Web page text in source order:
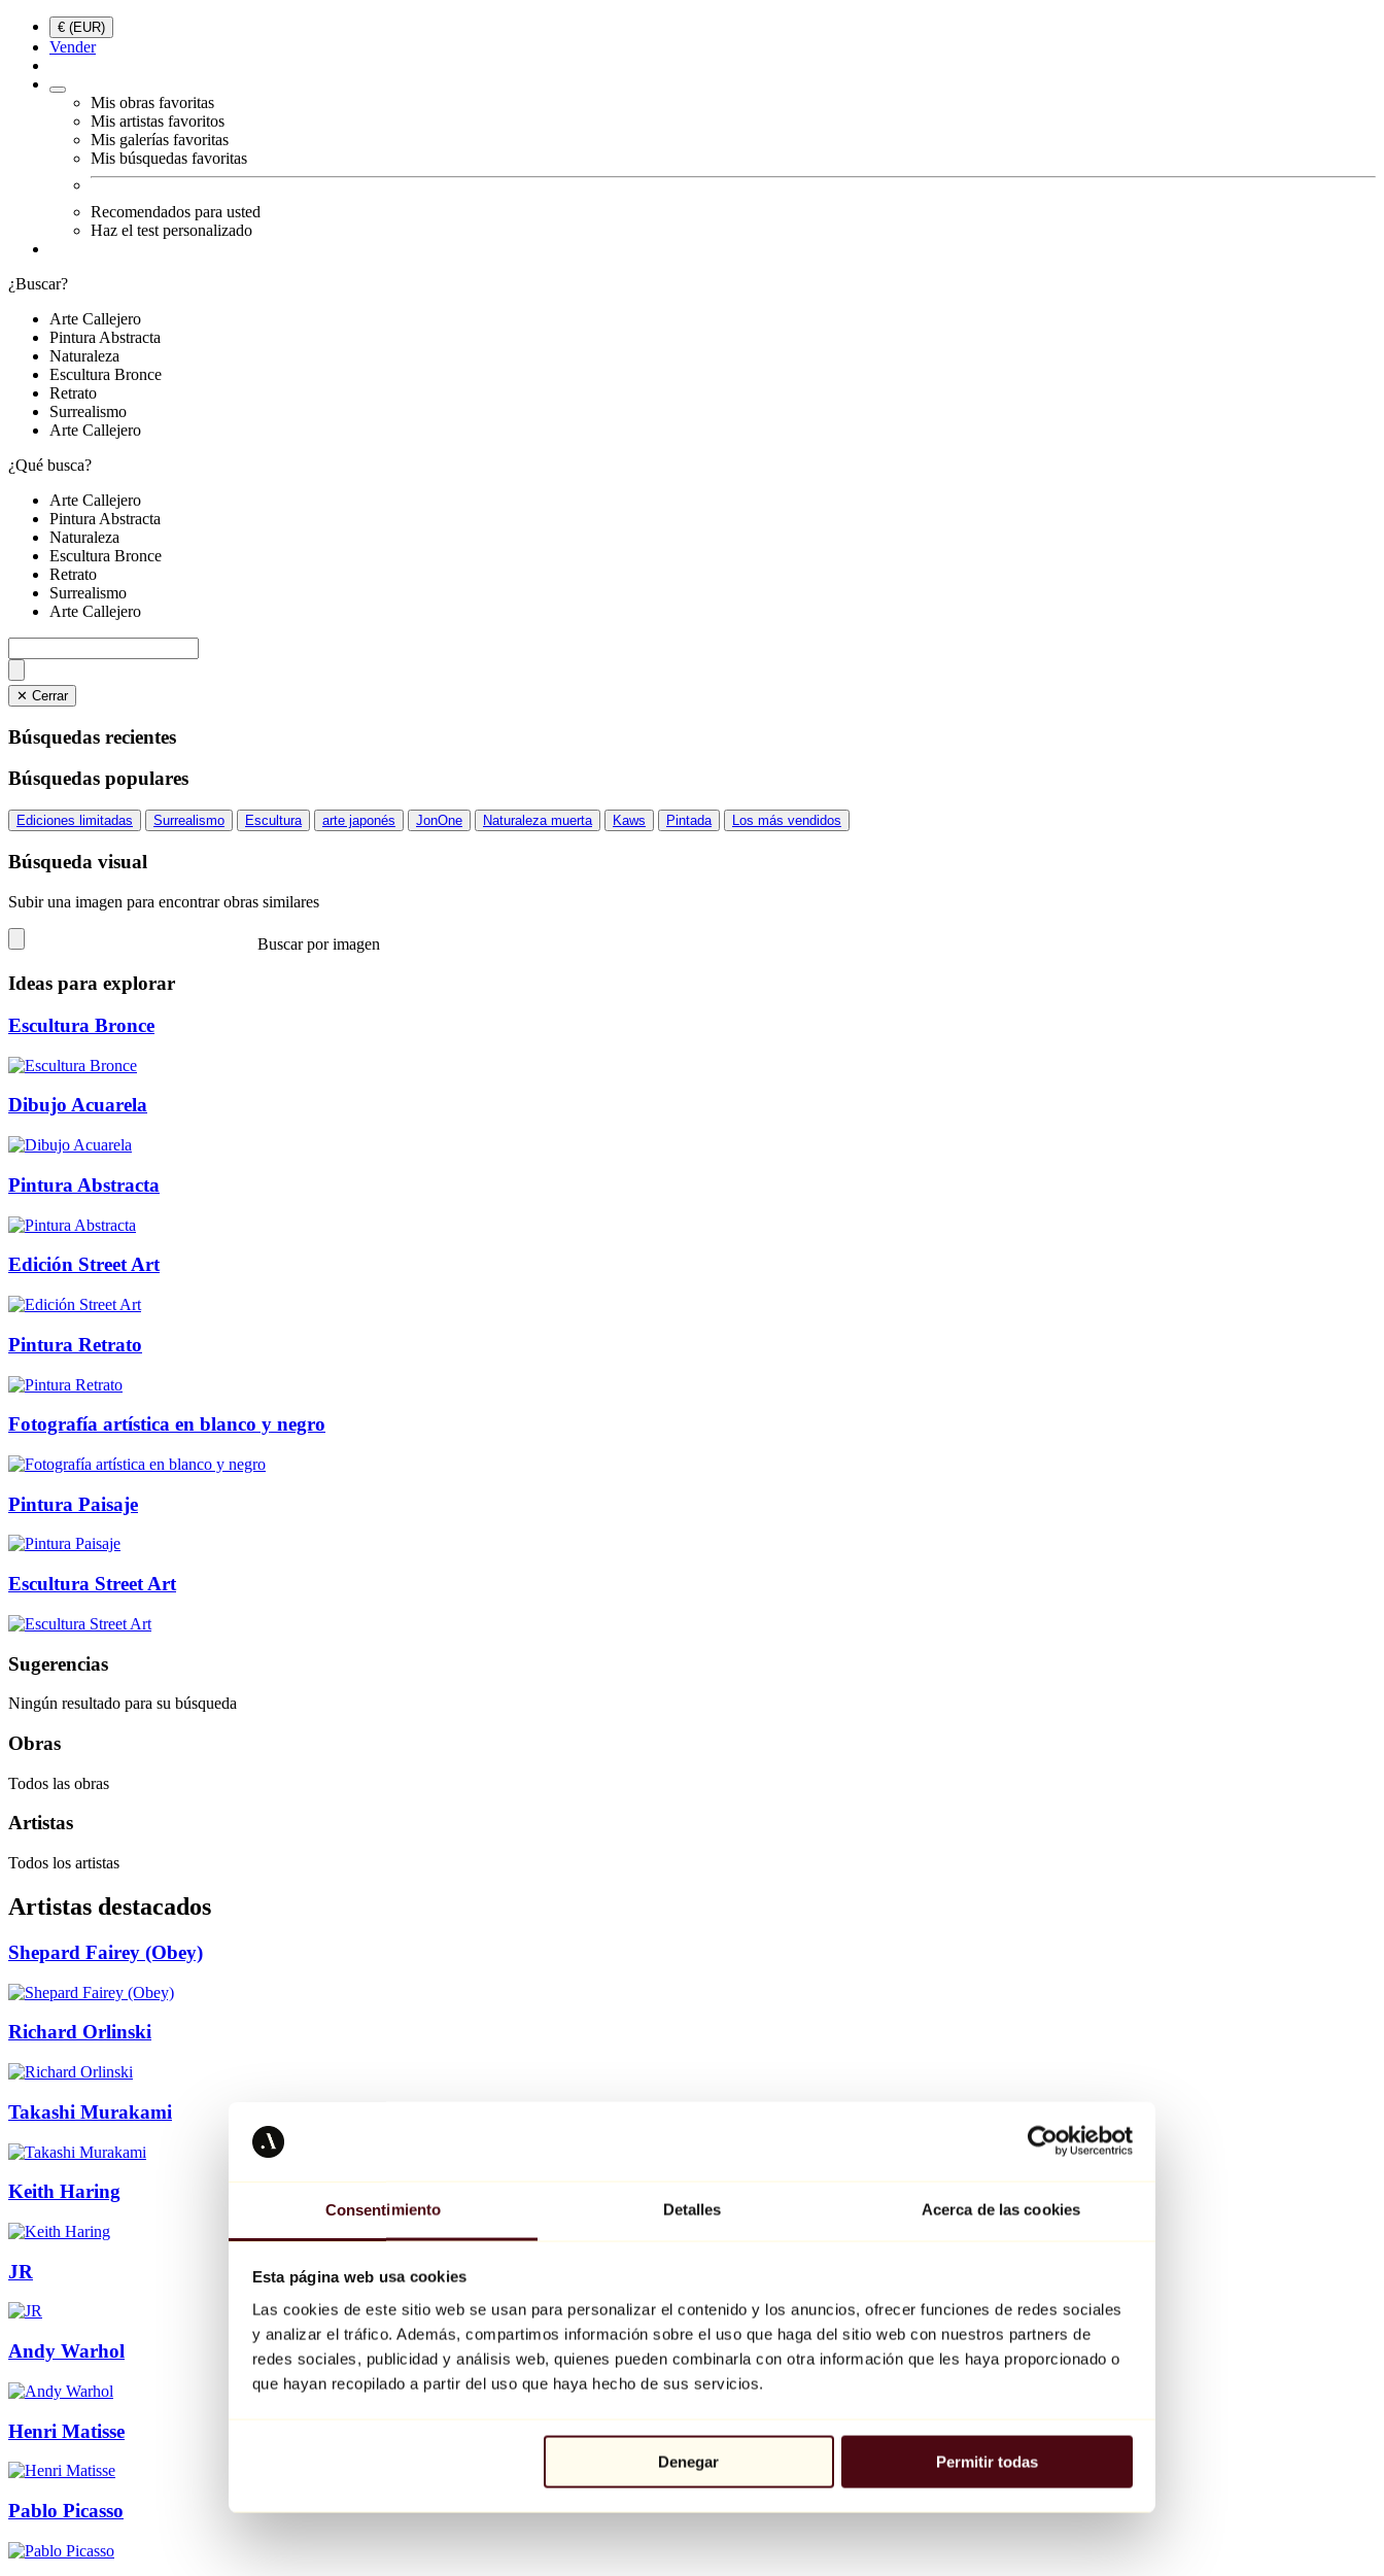
Consentimiento Detalles Acerca de las cookies
Esta página web usa cookies
Las cookies de este sitio web se usan para personalizar el contenido y los anuncios, ofrecer funciones de redes sociales
y analizar el tráfico. Además, compartimos información sobre el uso que haga del sitio web con nuestros partners de
redes sociales, publicidad y análisis web, quienes pueden combinarla con otra información que les haya proporcionado o
que hayan recopilado a partir del uso que haya hecho de sus servicios.
Denegar Permitir todas
€ (EUR)
Vender
Mis obras favoritas
Mis artistas favoritos
Mis galerías favoritas
Mis búsquedas favoritas
Recomendados para usted
Haz el test personalizado
¿Buscar?
Arte Callejero
Pintura Abstracta
Naturaleza
Escultura Bronce
Retrato
Surrealismo
Arte Callejero
¿Qué busca?
Arte Callejero
Pintura Abstracta
Naturaleza
Escultura Bronce
Retrato
Surrealismo
Arte Callejero
✕ Cerrar
Búsquedas recientes
Búsquedas populares
Ediciones limitadas Surrealismo Escultura arte japonés JonOne Naturaleza muerta Kaws Pintada Los más vendidos
Búsqueda visual
Subir una imagen para encontrar obras similares
Buscar por imagen
Ideas para explorar
Escultura Bronce
Dibujo Acuarela
Pintura Abstracta
Edición Street Art
Pintura Retrato
Fotografía artística en blanco y negro
Pintura Paisaje
Escultura Street Art
Sugerencias
Ningún resultado para su búsqueda
Obras
Todos las obras
Artistas
Todos los artistas
Artistas destacados
Shepard Fairey (Obey)
Richard Orlinski
Takashi Murakami
Keith Haring
JR
Andy Warhol
Henri Matisse
Pablo Picasso